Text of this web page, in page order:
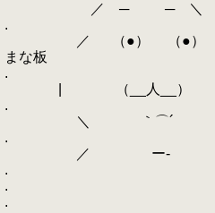
／ ─ ─ ＼
／ （●） （●）
まな板
| （__人__
＼ ｀⌒´ ,
／ ー‐
.
.
.